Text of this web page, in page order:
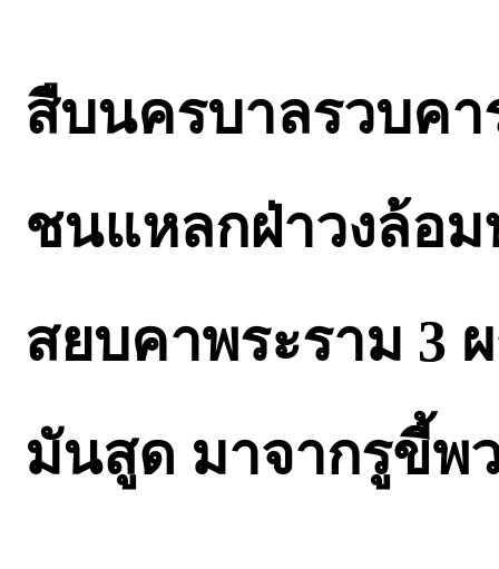
สืบนครบาลรวบค
ชนแหลกฝ่าวงล้อม
สยบคาพระราม 3
มันสูด มาจากรูขี้พ